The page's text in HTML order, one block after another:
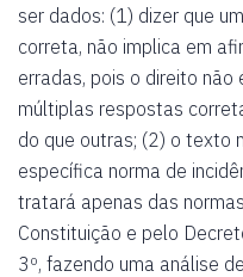
ser dados: (1) dizer que
correta, não implica em
erradas, pois o direito não
múltiplas respostas
do que outras; (2) o texto
específica norma de
tratará apenas das
Constituição e pelo
3º, fazendo uma análise